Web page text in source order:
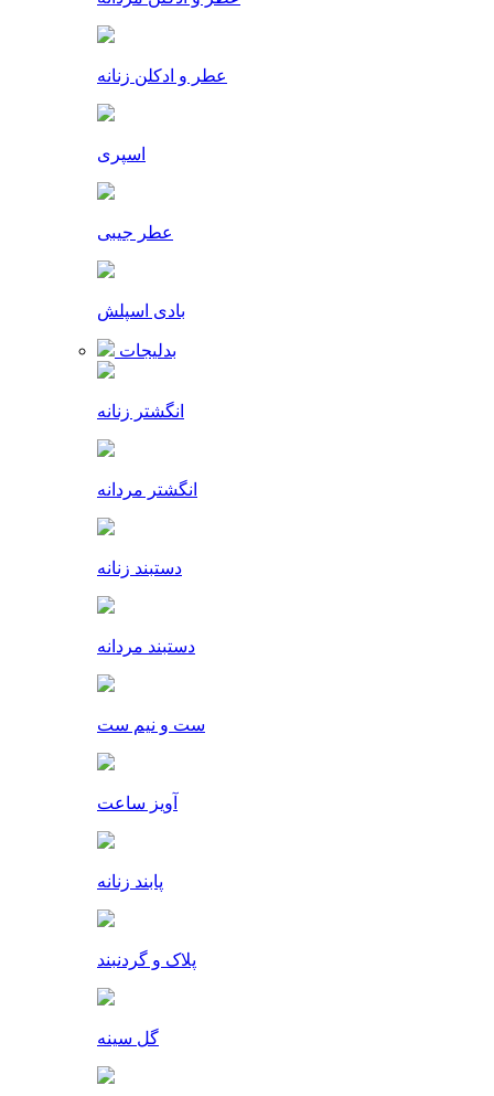
عطر و ادکلن زنانه
اسپری
عطر جیبی
بادی اسپلش
بدلیجات
انگشتر زنانه
انگشتر مردانه
دستبند زنانه
دستبند مردانه
ست و نیم ست
آویز ساعت
پابند زنانه
پلاک و گردنبند
گل سینه